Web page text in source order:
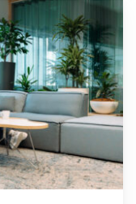
strategische